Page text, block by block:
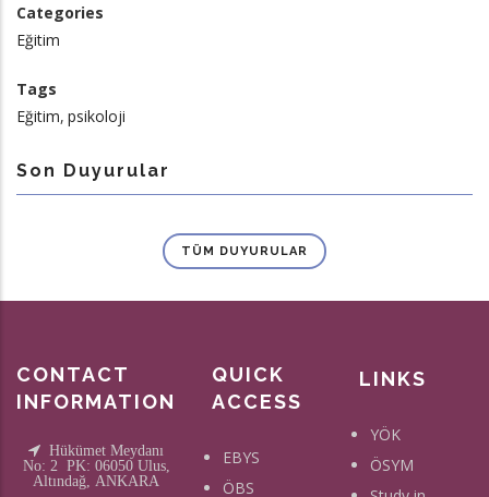
Categories
Eğitim
Tags
Eğitim psikoloji
Son Duyurular
TÜM DUYURULAR
CONTACT
INFORMATION
Hükümet Meydanı
No: 2 PK: 06050 Ulus,
Altındağ, ANKARA
QUICK
ACCESS
EBYS
ÖBS
LINKS
YÖK
ÖSYM